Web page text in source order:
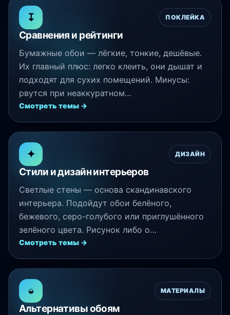
↧ ПОКЛЕЙКА
Сравнения и рейтинги
Бумажные обои — лёгкие, тонкие, дешёвые.
Их главный плюс: легко клеить, они дышат и
подходят для сухих помещений. Минусы:
рвутся при неаккуратном…
Смотреть темы →
✦ ДИЗАЙН
Стили и дизайн интерьеров
Светлые стены — основа скандинавского
интерьера. Подойдут обои белёного,
бежевого, серо-голубого или приглушённого
зелёного цвета. Рисунок либо о…
Смотреть темы →
◒ МАТЕРИАЛЫ
Альтернативы обоям